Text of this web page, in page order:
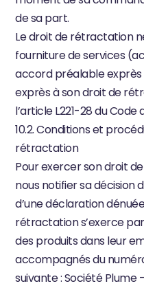
de sa part.
Le droit de rétractation
fourniture de services
accord préalable
exprès à son droit de
l’article L221-28 du
10.2. Conditions et
rétractation
Pour exercer son droit
nous notifier sa
d’une déclaration
rétractation s’exerce
des produits dans leur
accompagnés du
suivante : Société Plume